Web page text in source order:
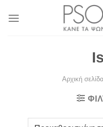
Αρχική σελίδα